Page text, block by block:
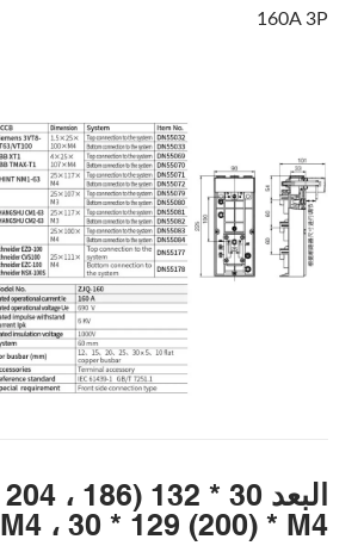
160A 3P
M4 ، 30 * 129 (200) * M4